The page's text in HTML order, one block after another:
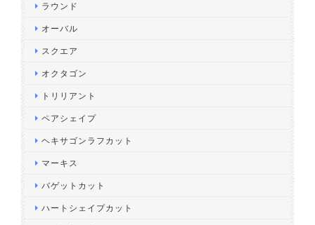
ラウンド
オーバル
スクエア
オクタゴン
トリリアント
ペアシェイプ
ヘキサゴンラフカット
マーキス
バゲットカット
ハートシェイプカット